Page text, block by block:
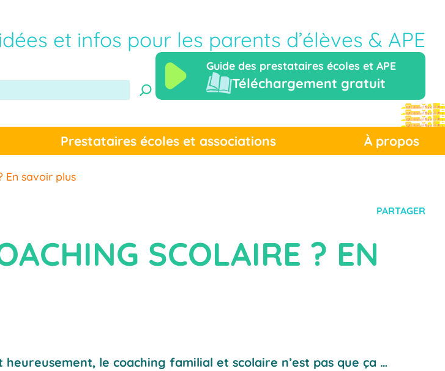
et infos pour les parents d’élèves & APE
Guide des prestataires écoles et APE
Téléchargement gratuit
Prestataires écoles et associations À propos
En savoir plus
PARTAGER
SCOLAIRE ? EN
le coaching familial et scolaire n’est pas que ça …